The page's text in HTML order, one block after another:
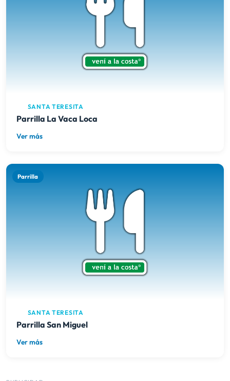
SANTA TERESITA
Parrilla La Vaca Loca
Ver más
Parrilla
SANTA TERESITA
Parrilla San Miguel
Ver más